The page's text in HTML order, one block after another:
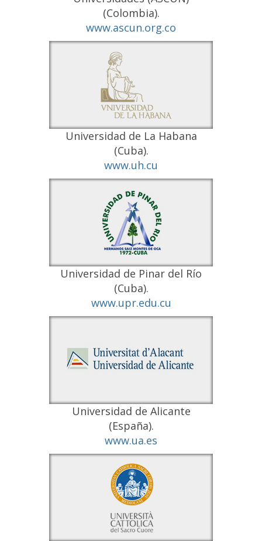
(Colombia).
www.ascun.org.co
Universidad de La Habana
(Cuba).
www.uh.cu
Universidad de Pinar del Río
(Cuba).
www.upr.edu.cu
Universidad de Alicante
(España).
www.ua.es